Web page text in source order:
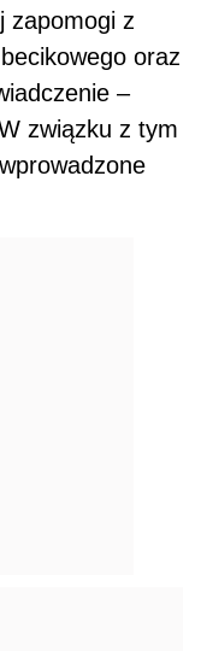
zapomogi z
oraz
–
związku z tym